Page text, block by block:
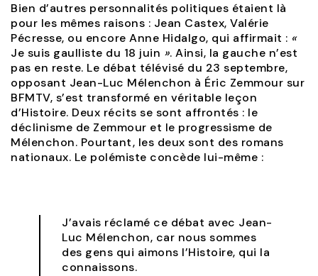
Bien d’autres personnalités politiques étaient là
pour les mêmes raisons : Jean Castex, Valérie
Pécresse, ou encore Anne Hidalgo, qui affirmait : «
Je suis gaulliste du 18 juin ». Ainsi, la gauche n’est
pas en reste. Le débat télévisé du 23 septembre,
opposant Jean-Luc Mélenchon à Éric Zemmour sur
BFMTV, s’est transformé en véritable leçon
d’Histoire. Deux récits se sont affrontés : le
déclinisme de Zemmour et le progressisme de
Mélenchon. Pourtant, les deux sont des romans
nationaux. Le polémiste concède lui-même :
J’avais réclamé ce débat avec Jean-
Luc Mélenchon, car nous sommes
des gens qui aimons l’Histoire, qui la
connaissons.